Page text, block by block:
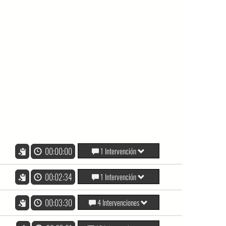
00:00:00 1 Intervención
00:02:34 1 Intervención
00:03:30 4 Intervenciones